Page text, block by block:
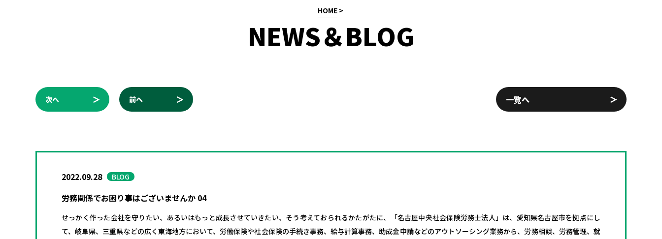
HOME>
NEWS＆BLOG
次へ 前へ 一覧へ
2022.09.28 BLOG
労務関係でお困り事はございませんか 04
せっかく作った会社を守りたい、あるいはもっと成長させていきたい、そう考えておられるかたがたに、「名古屋中央社会保険労務士法人」は、愛知県名古屋市を拠点にし
て、岐阜県、三重県などの広く東海地方において、労働保険や社会保険の手続き事務、給与計算事務、助成金申請などのアウトソーシング業務から、労務相談、労務管理、就